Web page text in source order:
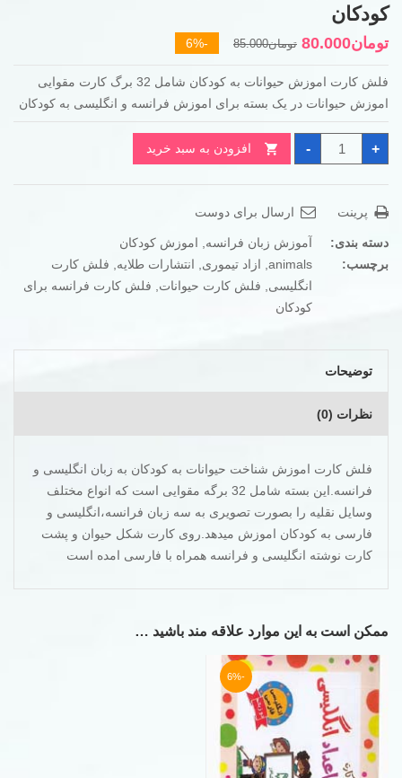
کودکان
تومان85.000قیمت
تومان85.000
بود.
تومان80.000
قیمت
تومان80.000
است.
فلش کارت اموزش حیوانات به کودکان شامل 32 برگ کارت مقوایی
اموزش حیوانات در یک بسته برای اموزش فرانسه و انگلیسی به کودکان
-
فلش
کارت
اموزش
به
عدد
+ افزودن به سبد خرید
پرینت ارسال برای دوست
دسته بندی: آموزش زبان فرانسه,
اموزش کودکان
برچسب:
animals
, ازاد تیموری, انتشارات طلایه,
فلش کارت
انگلیسی , فلش کارت حیوانات,
فلش کارت فرانسه برای
کودکان
توضیحات
نظرات (0)
فلش کارت اموزش شناخت حیوانات به کودکان به زبان انگلیسی و
فرانسه.این بسته شامل 32 برگه مقوایی است که انواع مختلف
وسایل نقلیه را بصورت تصویری به سه زبان فرانسه،انگلیسی و
فارسی به کودکان اموزش میدهد.روی کارت شکل حیوان و پشت
کارت نوشته انگلیسی و فرانسه همراه با فارسی امده است
ممکن است به این موارد علاقه مند باشید …